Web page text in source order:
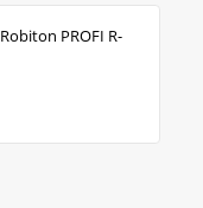
PROFI R-